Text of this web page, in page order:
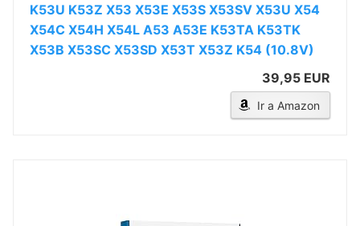
K53U K53Z X53 X53E X53S X53SV X53U X54
X54C X54H X54L A53 A53E K53TA K53TK
X53B X53SC X53SD X53T X53Z K54 (10.8V)
39,95 EUR
Ir a Amazon